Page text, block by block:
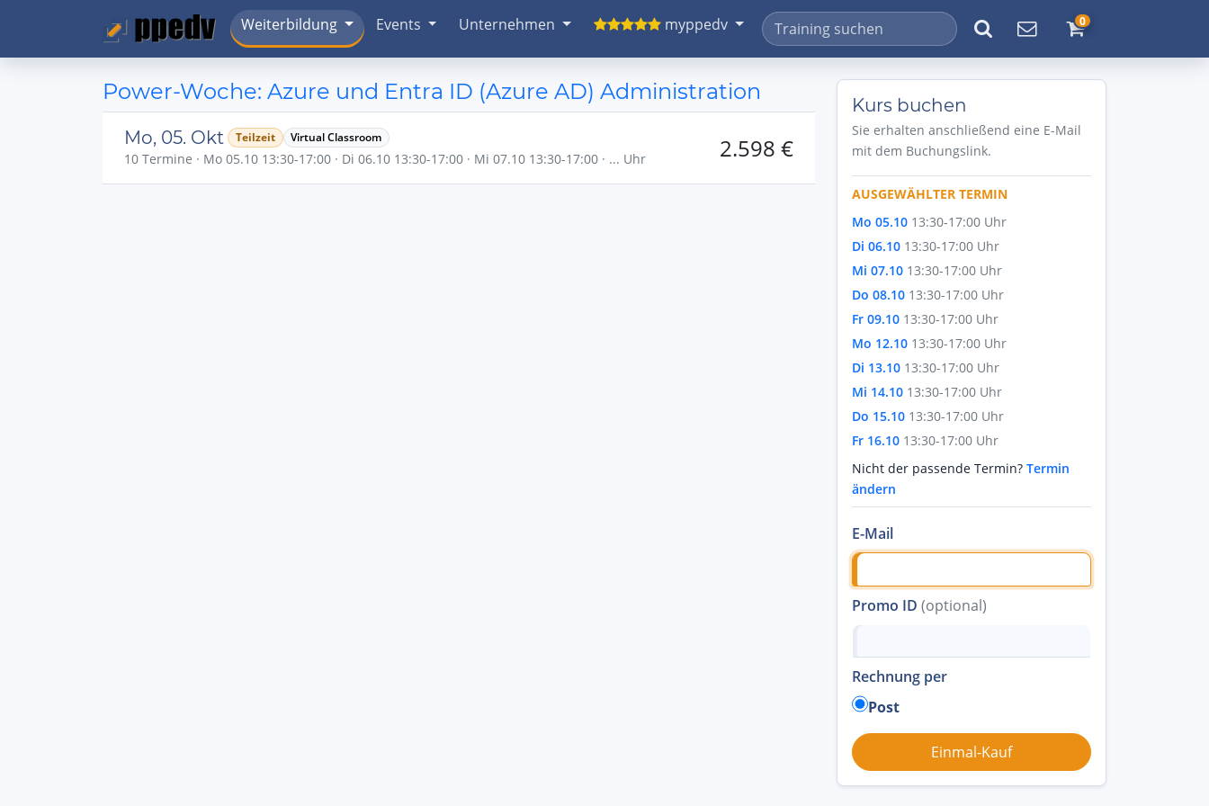
Weiterbildung Events Unternehmen myppedv 0
Power-Woche: Azure und Entra ID (Azure AD) Administration
Mo, 05. Okt Teilzeit Virtual Classroom
10 Termine · Mo 05.10 13:30-17:00 · Di 06.10 13:30-17:00 · Mi 07.10 13:30-17:00 · ... Uhr 2.598 €
Kurs buchen
Sie erhalten anschließend eine E-Mail
mit dem Buchungslink.
AUSGEWÄHLTER TERMIN
Mo 05.10 13:30-17:00 Uhr
Di 06.10 13:30-17:00 Uhr
Mi 07.10 13:30-17:00 Uhr
Do 08.10 13:30-17:00 Uhr
Fr 09.10 13:30-17:00 Uhr
Mo 12.10 13:30-17:00 Uhr
Di 13.10 13:30-17:00 Uhr
Mi 14.10 13:30-17:00 Uhr
Do 15.10 13:30-17:00 Uhr
Fr 16.10 13:30-17:00 Uhr
Nicht der passende Termin? Termin
ändern
E-Mail
Promo ID (optional)
Rechnung per
Post